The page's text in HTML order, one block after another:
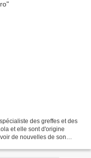
des greffes et des
et elle sont d'origine
de nouvelles de son